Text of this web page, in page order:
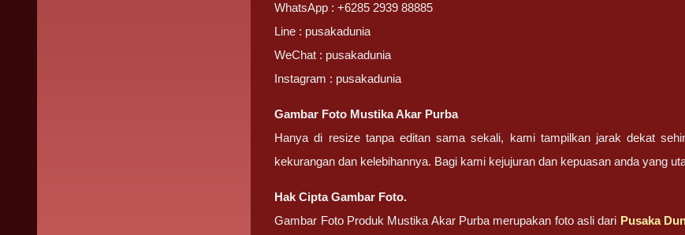
WhatsApp : +6285 2939 88885
Line : pusakadunia
WeChat : pusakadunia
Instagram : pusakadunia
Gambar Foto Mustika Akar Purba
Hanya di resize tanpa editan sama sekali, kami tampilkan jarak dekat
kekurangan dan kelebihannya. Bagi kami kejujuran dan kepuasan anda yang
Hak Cipta Gambar Foto.
Gambar Foto Produk Mustika Akar Purba merupakan foto asli dari Pusaka